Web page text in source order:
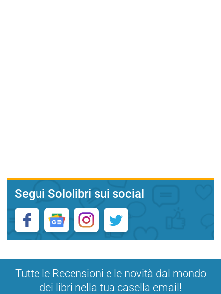
Segui Sololibri sui social
Tutte le Recensioni e le novità dal mondo
dei libri nella tua casella email!